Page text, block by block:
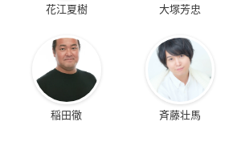
花江夏樹 大塚芳忠
稲田徹 斉藤壮馬